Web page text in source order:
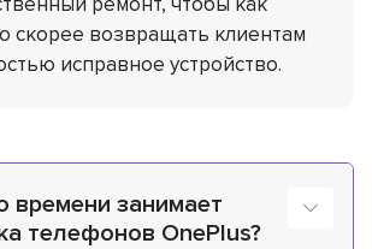
скорее возвращать клиентам
исправное устройство.
времени занимает
телефонов OnePlus?